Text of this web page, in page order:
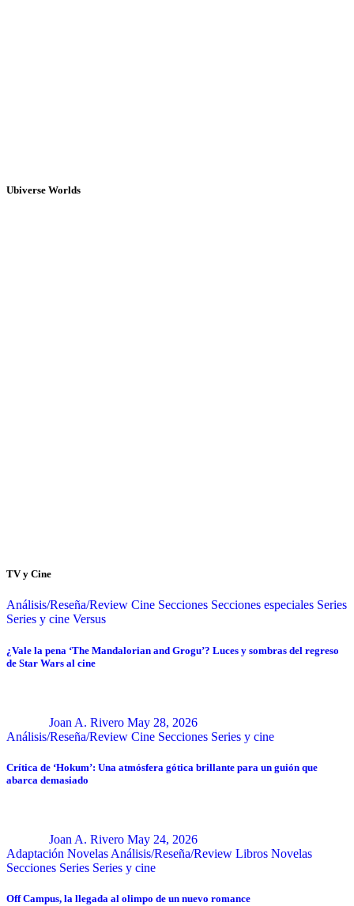
Ubiverse Worlds
TV y Cine
Análisis/Reseña/Review Cine Secciones Secciones especiales Series
Series y cine Versus
¿Vale la pena ‘The Mandalorian and Grogu’? Luces y sombras del regreso
de Star Wars al cine
Joan A. Rivero May 28, 2026
Análisis/Reseña/Review Cine Secciones Series y cine
Crítica de ‘Hokum’: Una atmósfera gótica brillante para un guión que
abarca demasiado
Joan A. Rivero May 24, 2026
Adaptación Novelas Análisis/Reseña/Review Libros Novelas
Secciones Series Series y cine
Off Campus, la llegada al olimpo de un nuevo romance